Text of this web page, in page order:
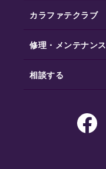
カラファテクラブ
修理・メンテナンス
相談する